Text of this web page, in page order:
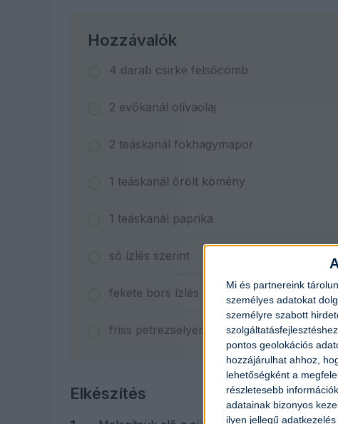
Mi és partnereink
személyes adatokat
személyre szabott
szolgáltatásfejlesztéshez
pontos geolokációs
hozzájárulhat ahhoz,
lehetőségként a
részletesebb
adatainak bizonyos
ilyen jellegű
Hozzávalók
4 darab csirke felsőcomb
2 evőkanál olívaolaj
2 teáskanál fokhagymapor
1 teáskanál őrölt kömény
1 teáskanál paprika
só ízlés szerint
fekete bors ízlés szerint
friss petrezselyem a díszítéshez
Elkészítés